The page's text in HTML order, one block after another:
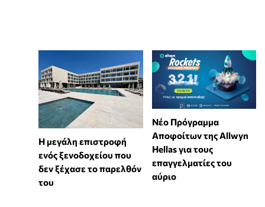
Η μεγάλη επιστροφή
ενός ξενοδοχείου που
δεν ξέχασε το παρελθόν
του
Νέο Πρόγραμμα
Αποφοίτων της Allwyn
Hellas για τους
επαγγελματίες του
αύριο